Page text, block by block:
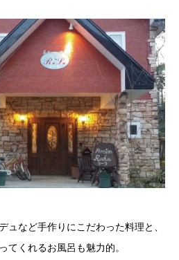
ュなど手作りにこだわった料理と、
てくれるお風呂も魅力的。